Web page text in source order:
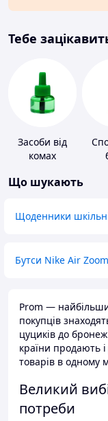
Тебе
Засоби від
комах
Що шукають
Щоденники
Бутси Nike Air
Prom —
покупців
цуциків до
країни продають
товарів в одному
Великий
потреби